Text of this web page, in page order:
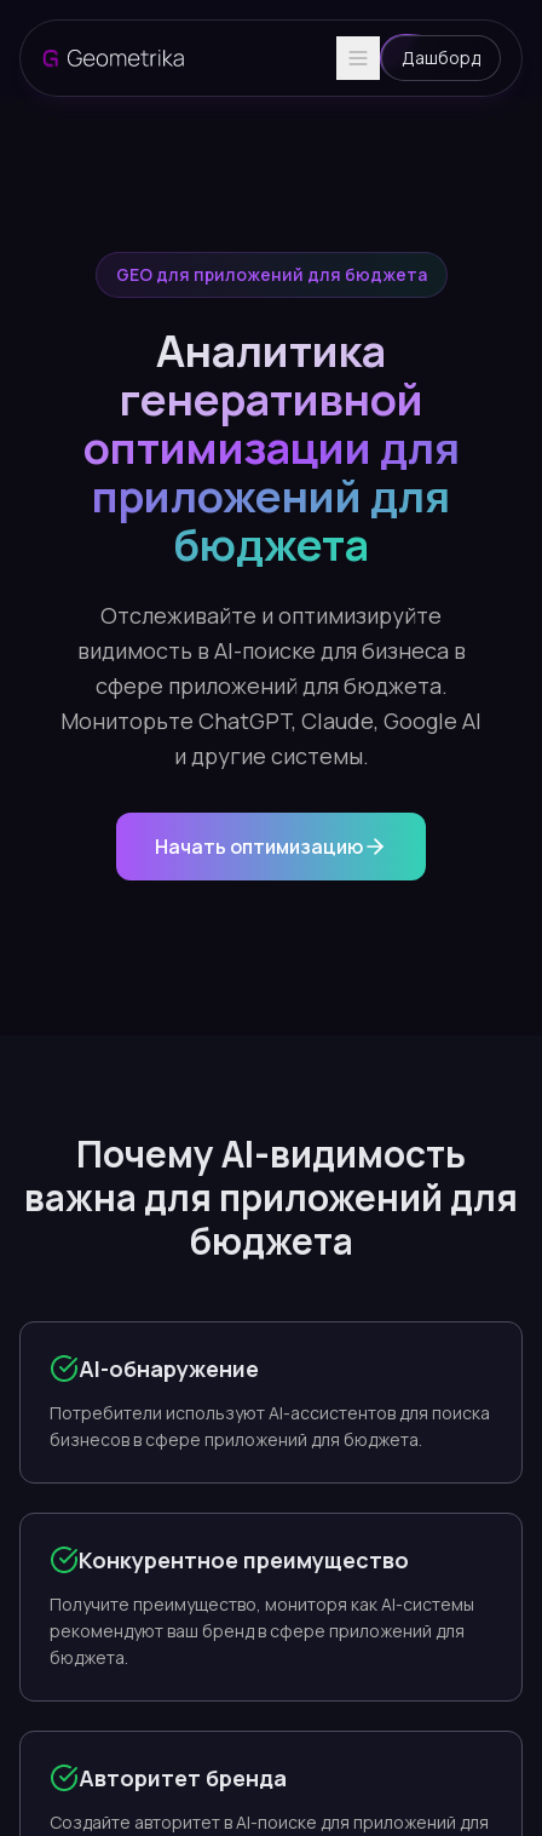
Дашборд
GEO для приложений для бюджета
Аналитика
генеративной
оптимизации для
приложений для
бюджета
Отслеживайте и оптимизируйте
видимость в AI-поиске для бизнеса в
сфере приложений для бюджета.
Мониторьте ChatGPT, Claude, Google AI
и другие системы.
Начать оптимизацию
Почему AI-видимость
важна для приложений для
бюджета
AI-обнаружение
Потребители используют AI-ассистентов для поиска
бизнесов в сфере приложений для бюджета.
Конкурентное преимущество
Получите преимущество, мониторя как AI-системы
рекомендуют ваш бренд в сфере приложений для
бюджета.
Авторитет бренда
Создайте авторитет в AI-поиске для приложений для